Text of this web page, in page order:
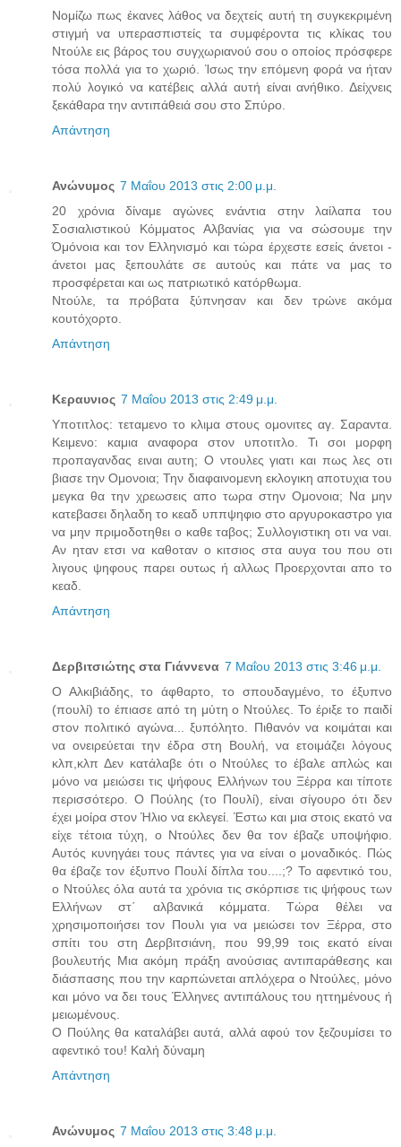
Νομίζω πως έκανες λάθος να δεχτείς αυτή τη συγκεκριμένη
στιγμή να υπερασπιστείς τα συμφέροντα τις κλίκας του
Ντούλε εις βάρος του συγχωριανού σου ο οποίος πρόσφερε
τόσα πολλά για το χωριό. Ίσως την επόμενη φορά να ήταν
πολύ λογικό να κατέβεις αλλά αυτή είναι ανήθικο. Δείχνεις
ξεκάθαρα την αντιπάθειά σου στο Σπύρο.
Απάντηση
Ανώνυμος 7 Μαΐου 2013 στις 2:00 μ.μ.
20 χρόνια δίναμε αγώνες ενάντια στην λαίλαπα του
Σοσιαλιστικού Κόμματος Αλβανίας για να σώσουμε την
Όμόνοια και τον Ελληνισμό και τώρα έρχεστε εσείς άνετοι -
άνετοι μας ξεπουλάτε σε αυτούς και πάτε να μας το
προσφέρεται και ως πατριωτικό κατόρθωμα.
Ντούλε, τα πρόβατα ξύπνησαν και δεν τρώνε ακόμα
κουτόχορτο.
Απάντηση
Κεραυνιος 7 Μαΐου 2013 στις 2:49 μ.μ.
Υποτιτλος: τεταμενο το κλιμα στους ομονιτες αγ. Σαραντα.
Κειμενο: καμια αναφορα στον υποτιτλο. Τι σοι μορφη
προπαγανδας ειναι αυτη; Ο ντουλες γιατι και πως λες οτι
βιασε την Ομονοια; Την διαφαινομενη εκλογικη αποτυχια του
μεγκα θα την χρεωσεις απο τωρα στην Ομονοια; Να μην
κατεβασει δηλαδη το κεαδ υππψηφιο στο αργυροκαστρο για
να μην πριμοδοτηθει ο καθε ταβος; Συλλογιστικη οτι να ναι.
Αν ηταν ετσι να καθοταν ο κιτσιος στα αυγα του που οτι
λιγους ψηφους παρει ουτως ή αλλως Προερχονται απο το
κεαδ.
Απάντηση
Δερβιτσιώτης στα Γιάννενα 7 Μαΐου 2013 στις 3:46 μ.μ.
Ο Αλκιβιάδης, το άφθαρτο, το σπουδαγμένο, το έξυπνο
(πουλί) το έπιασε από τη μύτη ο Ντούλες. Το έριξε το παιδί
στον πολιτικό αγώνα... ξυπόλητο. Πιθανόν να κοιμάται και
να ονειρεύεται την έδρα στη Βουλή, να ετοιμάζει λόγους
κλπ,κλπ Δεν κατάλαβε ότι ο Ντούλες το έβαλε απλώς και
μόνο να μειώσει τις ψήφους Ελλήνων του Ξέρρα και τίποτε
περισσότερο. Ο Πούλης (το Πουλί), είναι σίγουρο ότι δεν
έχει μοίρα στον Ήλιο να εκλεγεί. Έστω και μια στοις εκατό να
είχε τέτοια τύχη, ο Ντούλες δεν θα τον έβαζε υποψήφιο.
Αυτός κυνηγάει τους πάντες για να είναι ο μοναδικός. Πώς
θα έβαζε τον έξυπνο Πουλί δίπλα του....;? Το αφεντικό του,
ο Ντούλες όλα αυτά τα χρόνια τις σκόρπισε τις ψήφους των
Ελλήνων στ΄ αλβανικά κόμματα. Τώρα θέλει να
χρησιμοποιήσει τον Πουλι για να μειώσει τον Ξέρρα, στο
σπίτι του στη Δερβιτσιάνη, που 99,99 τοις εκατό είναι
βουλευτής Μια ακόμη πράξη ανούσιας αντιπαράθεσης και
διάσπασης που την καρπώνεται απλόχερα ο Ντούλες, μόνο
και μόνο να δει τους Έλληνες αντιπάλους του ηττημένους ή
μειωμένους.
Ο Πούλης θα καταλάβει αυτά, αλλά αφού τον ξεζουμίσει το
αφεντικό του! Καλή δύναμη
Απάντηση
Ανώνυμος 7 Μαΐου 2013 στις 3:48 μ.μ.